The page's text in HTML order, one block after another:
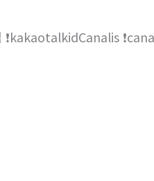
❗kakaotalkidCanalis